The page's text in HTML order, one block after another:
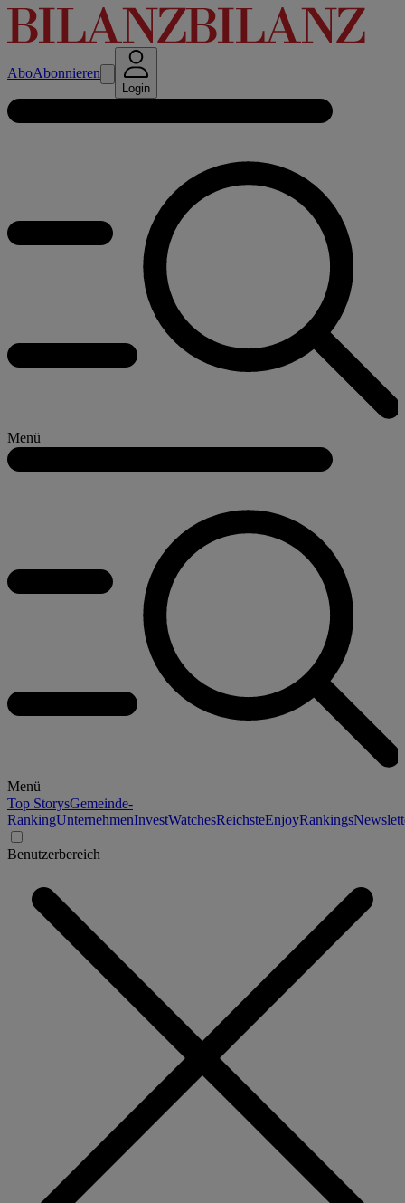
AboAbonnieren
Login
Menü
Menü
Top StorysGemeinde-
RankingUnternehmenInvestWatchesReichsteEnjoyRankings
Benutzerbereich